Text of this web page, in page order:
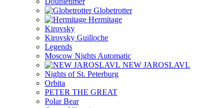
Globetrotter
Hermitage
Kirovsky
Kirovsky Guilloche
Legends
Moscow Nights Automatic
NEW JAROSLAVL
Nights of St. Peterburg
Orbita
PETER THE GREAT
Polar Bear